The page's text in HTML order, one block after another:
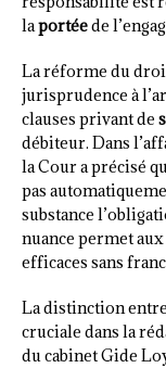
laportéede
La réforme du
jurisprudence à
clauses privant de
débiteur. Dans
la Cour a précisé
pas
substance
nuance permet
efficaces sans
La distinction entre
cruciale dans la
du cabinet Gide